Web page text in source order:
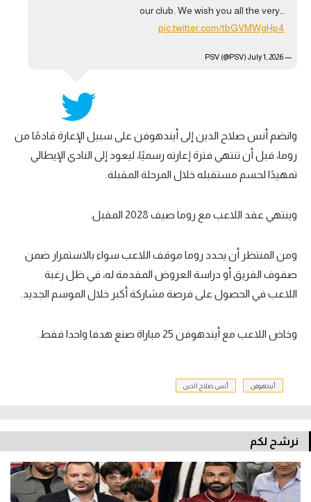
our club. We wish you all the very…
pic.twitter.com/tbGVMWgHp4
— PSV (@PSV)
July 1, 2026
وانضم أنس صلاح الدين إلى أيندهوفن على سبيل الإعارة قادمًا من
روما، قبل أن تنتهي فترة إعارته رسميًا، ليعود إلى النادي الإيطالي
تمهيدًا لحسم مستقبله خلال المرحلة المقبلة.
وينتهي عقد اللاعب مع روما صيف 2028 المقبل.
ومن المنتظر أن يحدد روما موقف اللاعب سواء بالاستمرار ضمن
صفوف الفريق أو دراسة العروض المقدمة له، في ظل رغبة
اللاعب في الحصول على فرصة مشاركة أكبر خلال الموسم الجديد.
وخاض اللاعب مع أيندهوفن 25 مباراة صنع هدفا واحدا فقط.
أيندهوفن أنس صلاح الدين
نرشح لكم